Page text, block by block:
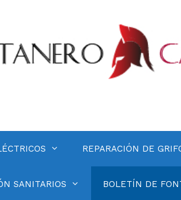
REPARACIÓN DE
SANITARIOS BOLETÍN DE